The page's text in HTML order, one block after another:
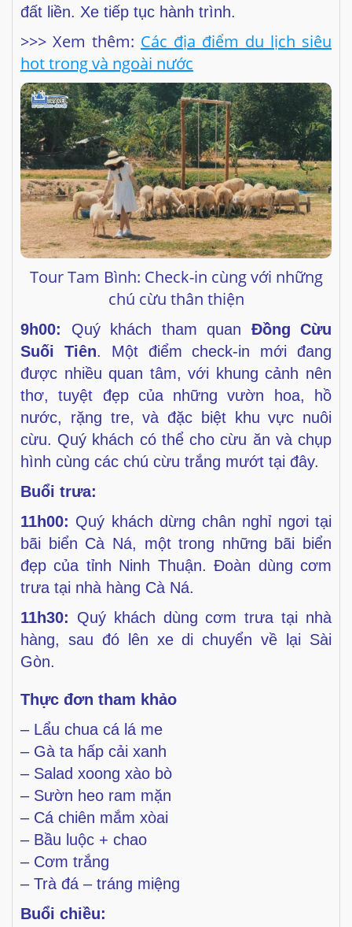
đất liền. Xe tiếp tục hành trình.
>>> Xem thêm: Các địa điểm du lịch siêu
hot trong và ngoài nước
Tour Tam Bình: Check-in cùng với những
chú cừu thân thiện
9h00: Quý khách tham quan Đồng Cừu
Suối Tiên. Một điểm check-in mới đang
được nhiều quan tâm, với khungcảnh nên
thơ, tuyệt đẹp của những vườn hoa, hồ
nước, rặng tre, và đặc biệt khu vực nuôi
cừu. Quý khách có thể cho cừu ăn và chụp
hình cùng các chú cừu trắng mướt tại đây.
Buổi trưa:
11h00: Quý khách dừng chân nghỉ ngơi tại
bãi biển Cà Ná, một trong những bãi biển
đẹp của tỉnh Ninh Thuận. Đoàn dùng cơm
trưa tại nhà hàng Cà Ná.
11h30: Quý khách dùng cơm trưa tại nhà
hàng, sau đó lên xe di chuyển về lại Sài
Gòn.
Thực đơn tham khảo
– Lẩu chua cá lá me
– Gà ta hấp cải xanh
– Salad xoong xào bò
– Sườn heo ram mặn
– Cá chiên mắm xòai
– Bầu luộc + chao
– Cơm trắng
– Trà đá – tráng miệng
Buổi chiều: